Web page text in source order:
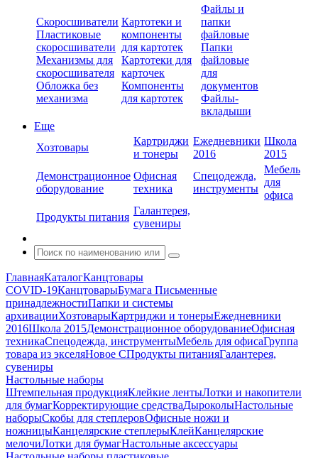
Скоросшиватели
Пластиковые
скоросшиватели
Механизмы для
скоросшивателя
Обложка без
механизма
Картотеки и
компоненты
для картотек
Картотеки для
карточек
Компоненты
для картотек
Файлы и
папки
файловые
Папки
файловые
для
документов
Файлы-
вкладыши
Еще
Хозтовары
Картриджи
и тонеры
Ежедневники
2016
Школа
2015
Демонстрационное
оборудование
Офисная
техника
Спецодежда,
инструменты
Мебель
для
офиса
Продукты питания
Галантерея,
сувениры
ГлавнаяКаталогКанцтовары
COVID-19КанцтоварыБумага Письменные
принадлежностиПапки и системы
архивацииХозтоварыКартриджи и тонерыЕжедневники
2016Школа 2015Демонстрационное оборудованиеОфисная
техникаСпецодежда, инструментыМебель для офисаГруппа
товара из экселяНовое СПродукты питанияГалантерея,
сувениры
Настольные наборы
Штемпельная продукцияКлейкие лентыЛотки и накопители
для бумагКорректирующие средстваДыроколыНастольные
наборыСкобы для степлеровОфисные ножи и
ножницыКанцелярские степлерыКлейКанцелярские
мелочиЛотки для бумагНастольные аксессуары